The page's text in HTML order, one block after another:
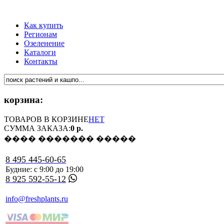
Как купить
Регионам
Озеленение
Каталоги
Контакты
корзина:
ТОВАРОВ В КОРЗИНЕНЕТ
СУММА ЗАКАЗА:0 р.
���� ������� �����
8 495 445-60-65
Будние: с 9:00 до 19:00
8 925 592-55-12
info@freshplants.ru